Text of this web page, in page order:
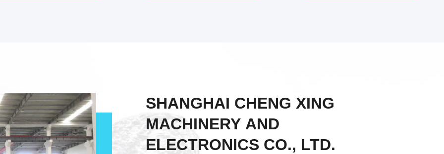
SHANGHAI CHENG XING
MACHINERY AND
ELECTRONICS CO., LTD.